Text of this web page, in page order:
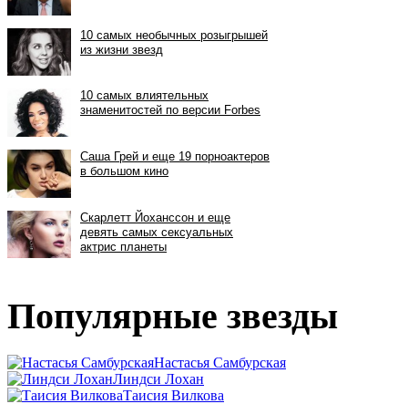
Популярные звезды
Настасья Самбурская
Линдси Лохан
Таисия Вилкова